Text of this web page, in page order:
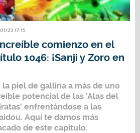
23 17:15
comienzo en el
1046: ¡Sanji y Zoro en
piel de gallina a más de uno
potencial de las ‘Alas del
enfrentándose a las
. Aquí te damos más
de este capítulo.